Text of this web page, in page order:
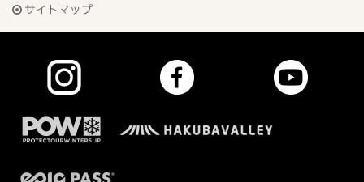
サイトマップ